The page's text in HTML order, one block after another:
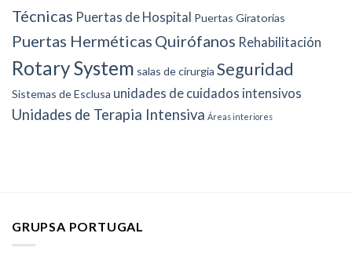
Técnicas Puertas de Hospital Puertas Giratorias
Puertas Herméticas Quirófanos Rehabilitación
Rotary System salas de cirurgia Seguridad
Sistemas de Esclusa unidades de cuidados intensivos
Unidades de Terapia Intensiva Áreas interiores
GRUPSA PORTUGAL